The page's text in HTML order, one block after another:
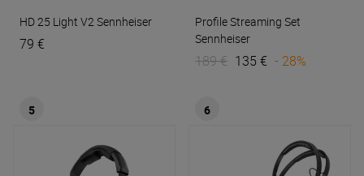
HD 25 Light V2 Sennheiser
79 €
Profile Streaming Set
Sennheiser
189 € 135 € - 28%
5 6